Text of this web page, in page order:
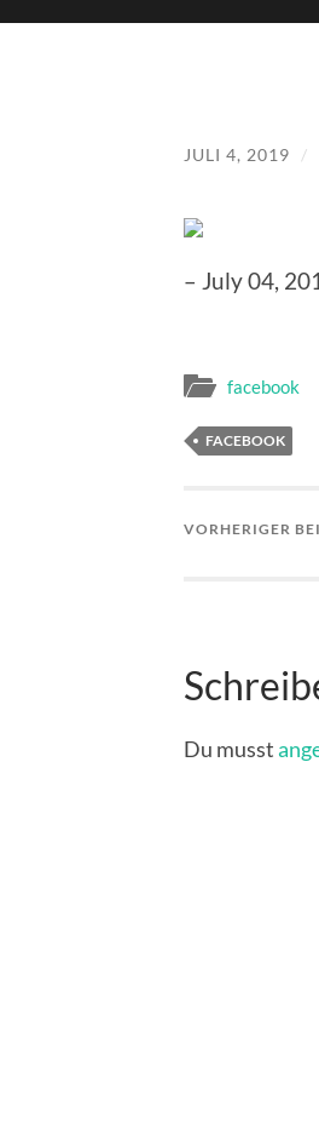
JULI 4, 2019 /
– July 04,
facebook
FACEBOOK
VORHERIGER
Du musst